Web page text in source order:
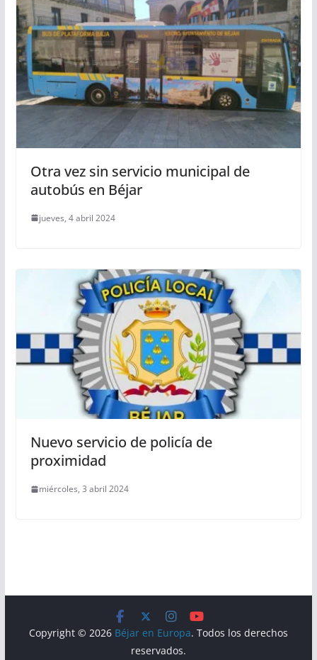
Otra vez sin servicio municipal de
autobús en Béjar
jueves, 4 abril 2024
Nuevo servicio de policía de
proximidad
miércoles, 3 abril 2024
Copyright © 2026 Béjar en Europa. Todos los derechos
reservados.